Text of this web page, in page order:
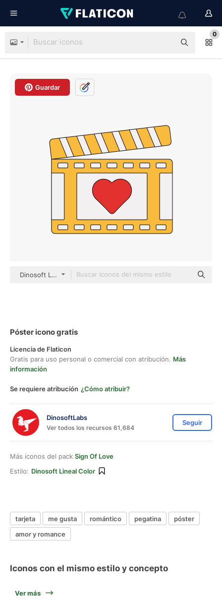
0
Guardar
Dinosoft Lineal Color
Póster icono gratis
Licencia de Flaticon
Gratis para uso personal o comercial con atribución. Más
información
Se requiere atribución ¿Cómo atribuir?
DinosoftLabs
Ver todos los recursos 61,684
Seguir
Más iconos del pack Sign Of Love
Estilo: Dinosoft Lineal Color
tarjeta me gusta romántico pegatina
póster
amor y romance
Iconos con el mismo estilo y concepto
Ver más